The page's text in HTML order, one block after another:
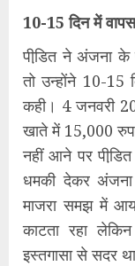
10-15 दिन में
पीडि़त ने अंजना के
तो उन्होंने 10-
कही। 4 जनवरी
खाते में 15,000
नहीं आने पर
धमकी देकर
माजरा समझ में
काटता रहा
इस्तगासा से सदर